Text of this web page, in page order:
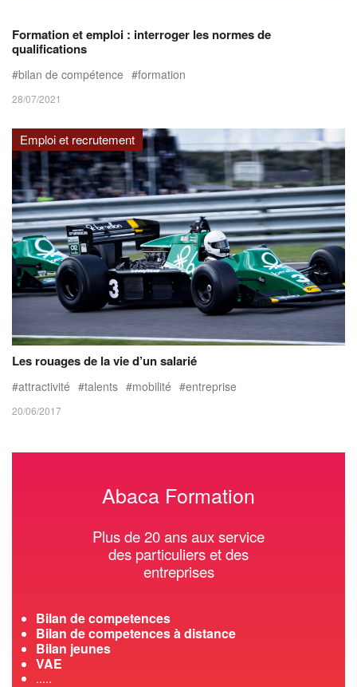
Formation et emploi : interroger les normes de
qualifications
bilan de compétence formation
28/07/2021
Emploi et recrutement
Les rouages de la vie d’un salarié
attractivité talents mobilité entreprise
20/06/2017
Abaca Formation
Plus de 20 ans aux service
des particuliers et des
entreprises
Bilan de competences
Bilan de competences à distance
Bilan jeunes
VAE
.....